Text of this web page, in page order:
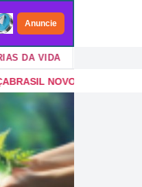
Anuncie
VIDA NO CAMPO
DO ARAGUAIA